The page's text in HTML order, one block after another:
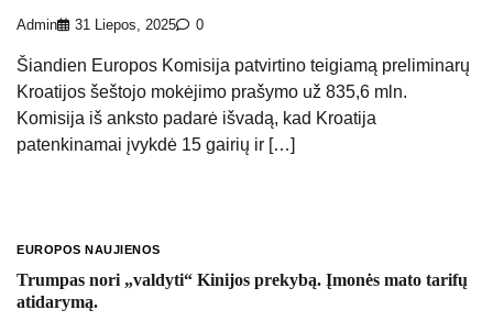
Admin 31 Liepos, 2025 0
Šiandien Europos Komisija patvirtino teigiamą preliminarų
Kroatijos šeštojo mokėjimo prašymo už 835,6 mln.
Komisija iš anksto padarė išvadą, kad Kroatija
patenkinamai įvykdė 15 gairių ir […]
EUROPOS NAUJIENOS
Trumpas nori „valdyti“ Kinijos prekybą. Įmonės mato tarifų
atidarymą.